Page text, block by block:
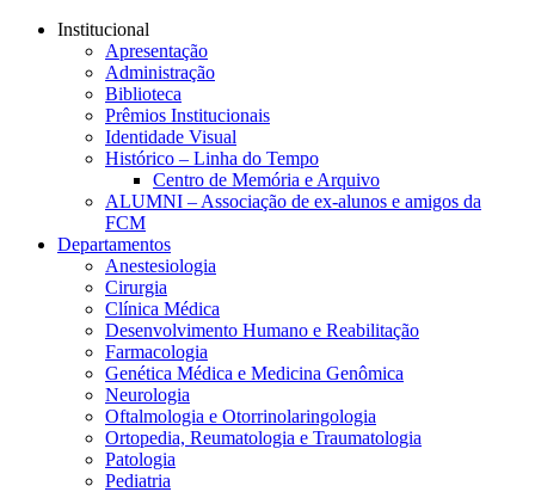
Conteúdo principal
Institucional
Apresentação
Administração
Biblioteca
Prêmios Institucionais
Identidade Visual
Histórico – Linha do Tempo
Centro de Memória e Arquivo
ALUMNI – Associação de ex-alunos e amigos da
FCM
Departamentos
Anestesiologia
Cirurgia
Clínica Médica
Desenvolvimento Humano e Reabilitação
Farmacologia
Genética Médica e Medicina Genômica
Neurologia
Oftalmologia e Otorrinolaringologia
Ortopedia, Reumatologia e Traumatologia
Patologia
Pediatria